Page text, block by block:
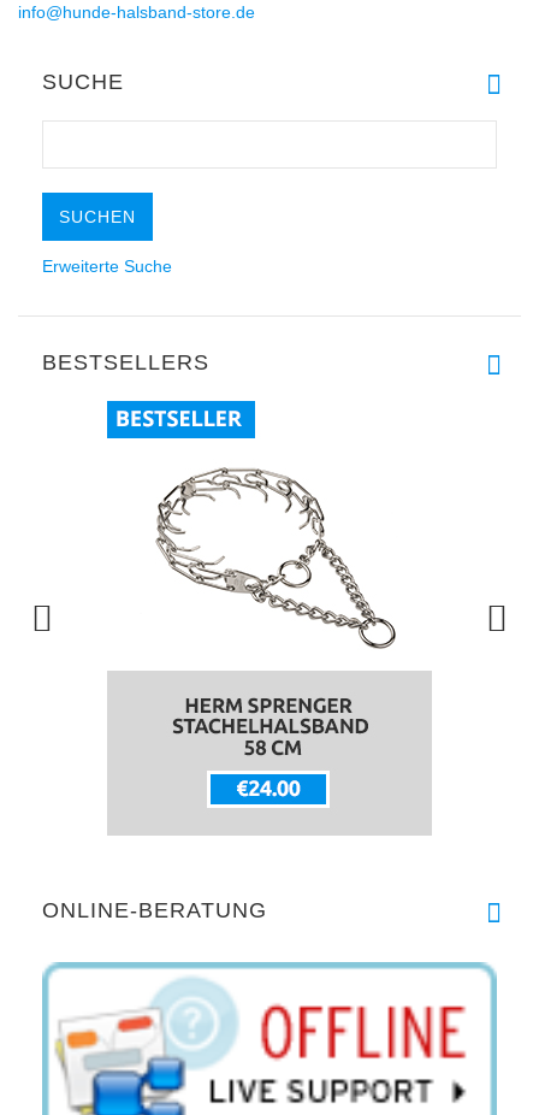
info@hunde-halsband-store.de
SUCHE
Erweiterte Suche
BESTSELLERS
ONLINE-BERATUNG